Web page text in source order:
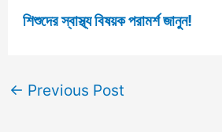
শিশুদের স্বাস্থ্য বিষয়ক পরামর্শ জানুন!
← Previous Post